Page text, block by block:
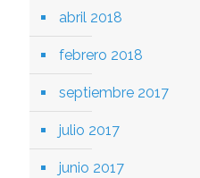
abril 2018
febrero 2018
septiembre 2017
julio 2017
junio 2017